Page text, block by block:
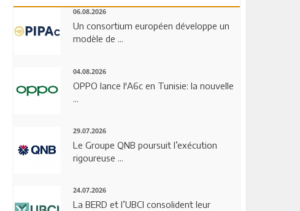
06.08.2026
Un consortium européen développe un
modèle de ...
04.08.2026
OPPO lance l'A6c en Tunisie: la nouvelle
29.07.2026
Le Groupe QNB poursuit l’exécution
rigoureuse ...
24.07.2026
La BERD et l’UBCI consolident leur